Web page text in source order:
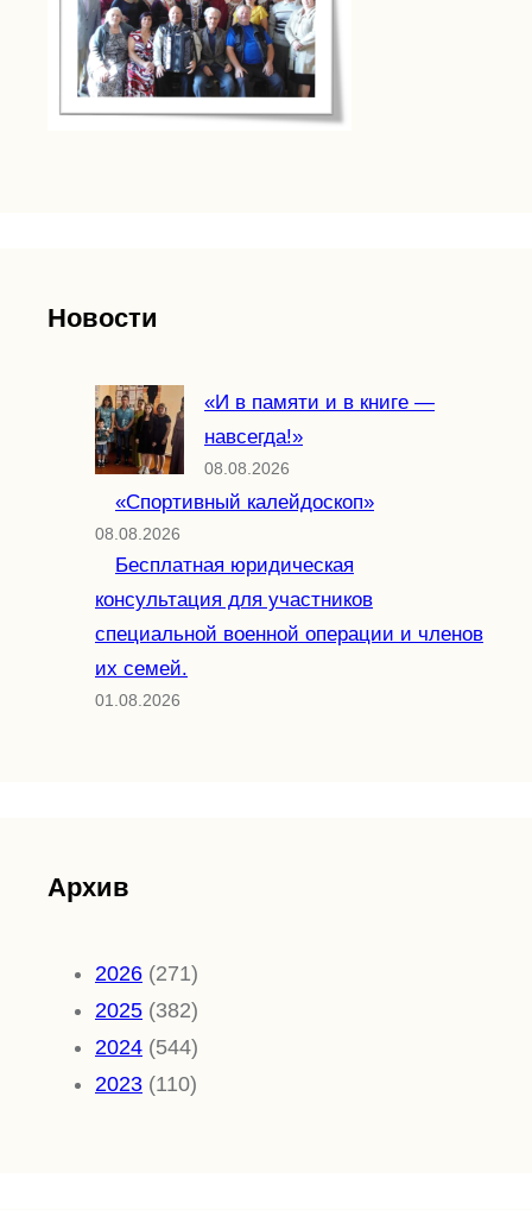
Новости
«И в памяти и в книге —
навсегда!»
08.08.2026
«Спортивный калейдоскоп»
08.08.2026
Бесплатная юридическая
консультация для участников
специальной военной операции и членов
их семей.
01.08.2026
Архив
2026 (271)
2025 (382)
2024 (544)
2023 (110)